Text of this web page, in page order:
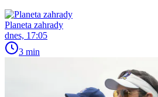
Planeta zahrady
dnes, 17:05
3 min